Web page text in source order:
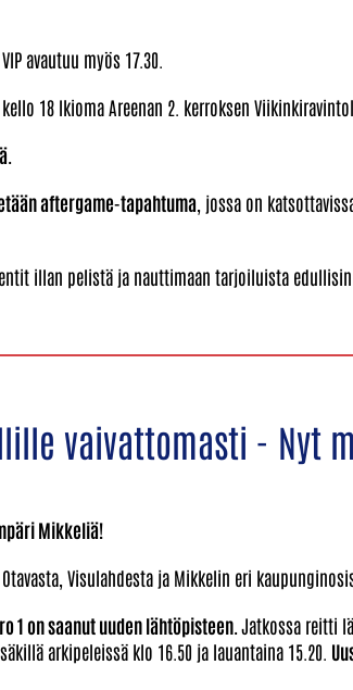
avautuu myös 17.30.
18 Ikioma Areenan 2. kerroksen
aftergame-tapahtuma , jossa on
illan pelistä ja nauttimaan tarjoiluista
vaivattomasti - Nyt
Mikkeliä!
Visulahdesta ja Mikkelin eri
1 on saanut uuden lähtöpisteen. Jatkossa reitti
arkipeleissä klo 16.50 ja lauantaina 15.20.